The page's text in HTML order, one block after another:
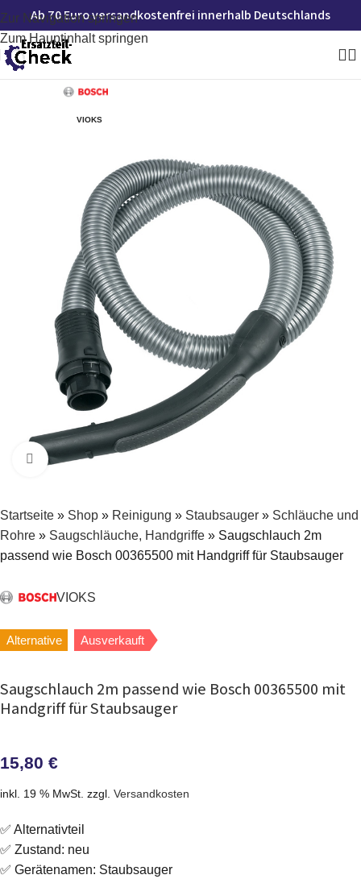
Zur Navigation springen
Zum Hauptinhalt springen
Ab 70 Euro versandkostenfrei innerhalb Deutschlands
VIOKS
Zum Vergrößern klicken
Startseite » Shop » Reinigung » Staubsauger » Schläuche und
Rohre » Saugschläuche, Handgriffe » Saugschlauch 2m
passend wie Bosch 00365500 mit Handgriff für Staubsauger
VIOKS
Alternative Ausverkauft
Saugschlauch 2m passend wie Bosch 00365500 mit
Handgriff für Staubsauger
15,80 €
inkl. 19 % MwSt. zzgl. Versandkosten
✅ Alternativteil
✅ Zustand: neu
✅ Gerätenamen: Staubsauger